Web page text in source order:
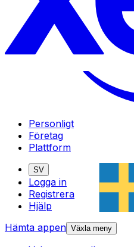
Personligt
Företag
Plattform
SV
Logga in
Registrera
Hjälp
Hämta appen Växla meny